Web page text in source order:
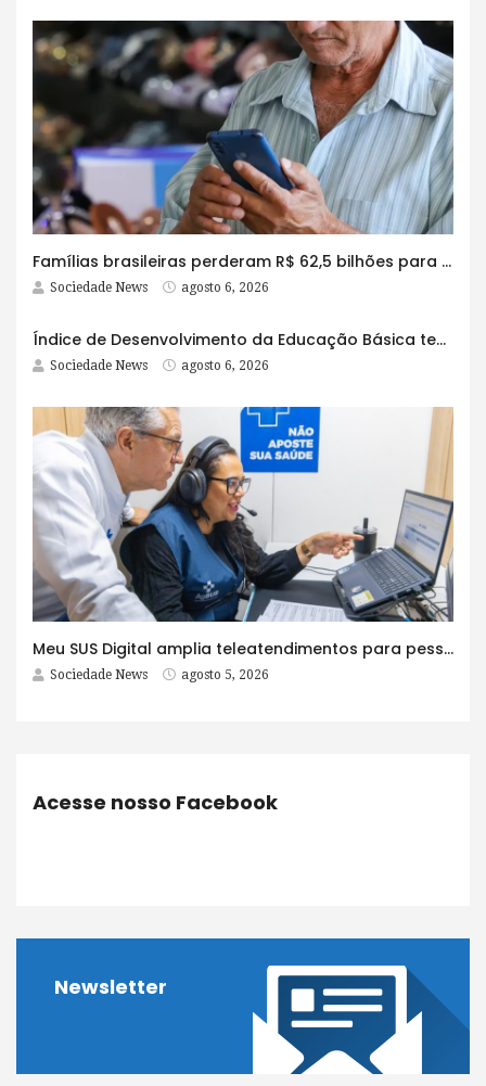
Famílias brasileiras perderam R$ 62,5 bilhões para bets em 2025
Sociedade News agosto 6, 2026
Índice de Desenvolvimento da Educação Básica tem elevação em todas as etapas
Sociedade News agosto 6, 2026
Meu SUS Digital amplia teleatendimentos para pessoas com problemas com jogos e apostas
Sociedade News agosto 5, 2026
Acesse nosso Facebook
Newsletter